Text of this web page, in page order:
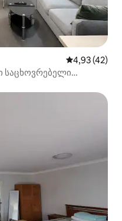
საშუალო
4,93 (42)
საცხოვრებელი